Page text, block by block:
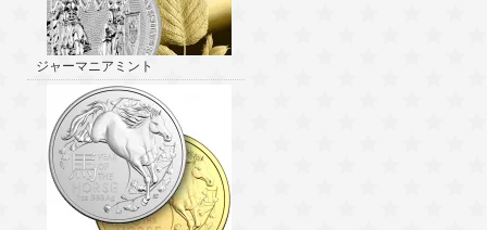
ジャーマニアミント